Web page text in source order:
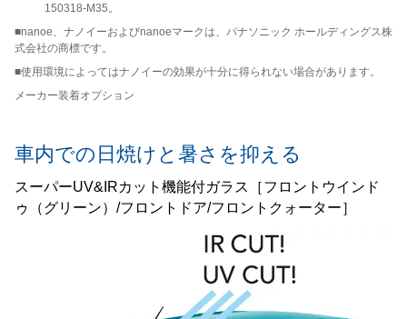
150318-M35。
■nanoe、ナノイーおよびnanoeマークは、パナソニック ホールディングス株
式会社の商標です。
■使用環境によってはナノイーの効果が十分に得られない場合があります。
メーカー装着オプション
車内での日焼けと暑さを抑える
スーパーUV&IRカット機能付ガラス［フロントウインド
ゥ（グリーン）/フロントドア/フロントクォーター］